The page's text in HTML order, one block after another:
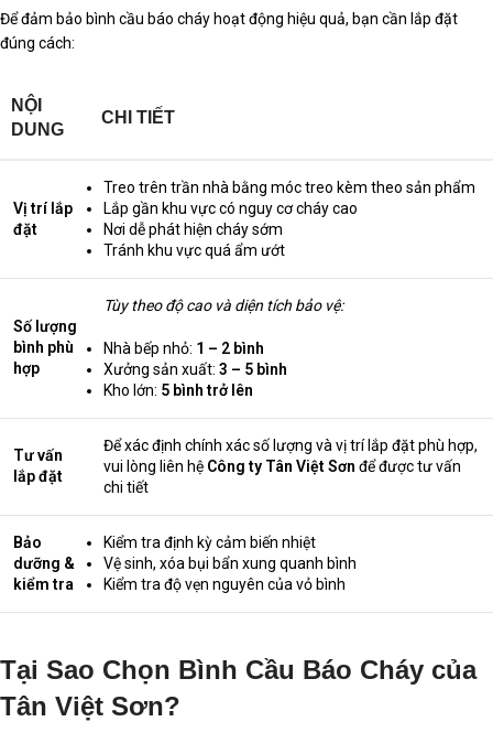
Để đảm bảo bình cầu báo cháy hoạt động hiệu quả, bạn cần lắp đặt
đúng cách:
NỘI
DUNG
CHI TIẾT
Vị trí lắp
đặt
Treo trên trần nhà bằng móc treo kèm theo sản phẩm
Lắp gần khu vực có nguy cơ cháy cao
Nơi dễ phát hiện cháy sớm
Tránh khu vực quá ẩm ướt
Số lượng
bình phù
hợp
Tùy theo độ cao và diện tích bảo vệ:
Nhà bếp nhỏ: 1 – 2 bình
Xưởng sản xuất: 3 – 5 bình
Kho lớn: 5 bình trở lên
Tư vấn
lắp đặt
Để xác định chính xác số lượng và vị trí lắp đặt phù hợp,
vui lòng liên hệ Công ty Tân Việt Sơn để được tư vấn
chi tiết
Bảo
dưỡng &
kiểm tra
Kiểm tra định kỳ cảm biến nhiệt
Vệ sinh, xóa bụi bẩn xung quanh bình
Kiểm tra độ vẹn nguyên của vỏ bình
Tại Sao Chọn Bình Cầu Báo Cháy của
Tân Việt Sơn?